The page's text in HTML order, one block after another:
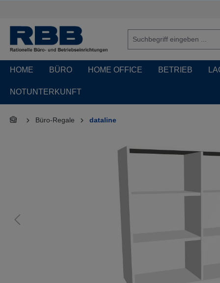
HOME BÜRO HOME OFFICE BETRIEB
NOTUNTERKUNFT
Büro-Regale dataline